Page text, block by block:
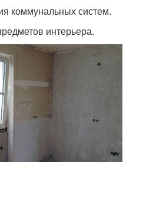
коммунальных систем.
интерьера.